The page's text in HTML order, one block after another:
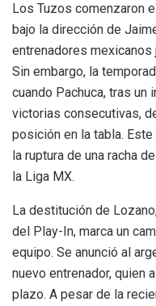
Los Tuzos comenzaron
bajo la dirección de
entrenadores
Sin embargo, la
cuando Pachuca, tras un
victorias consecutivas,
posición en la tabla.
la ruptura de una racha
la Liga MX.
La destitución de
del Play-In, marca un
equipo. Se anunció al
nuevo entrenador, quien
plazo. A pesar de la